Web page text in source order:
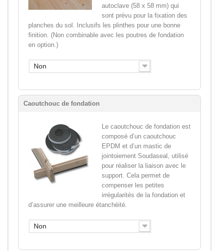
autoclave (58 x 58 mm) qui
sont prévu pour la fixation des
planches du sol. Inclusifs les plinthes pour une bonne
finition. (Non combinable avec les poutres de fondation
en option.)
Non
Caoutchouc de fondation
Le caoutchouc de fondation est
composé d’un caoutchouc
EPDM et d’un mastic de
jointoiement Soudaseal, utilisé
pour réaliser la liaison avec le
support. Cela permet de
compenser les petites
irrégularités de la fondation et
d’assurer une meilleure étanchéité.
Non